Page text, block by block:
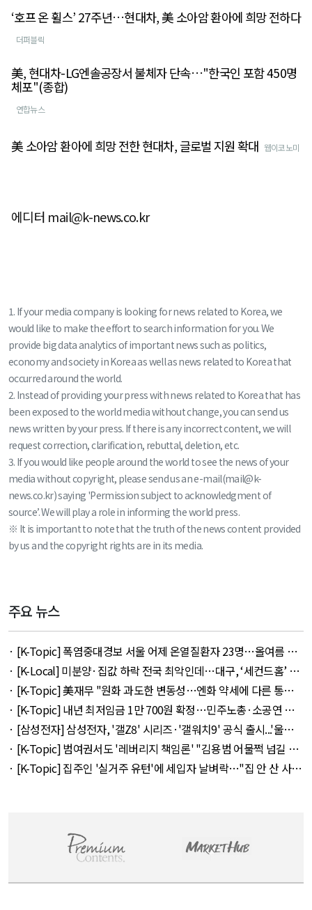
‘호프 온 휠스’ 27주년…현대차, 美 소아암 환아에 희망 전하다
더퍼블릭
美, 현대차-LG엔솔공장서 불체자 단속…"한국인 포함 450명
체포"(종합)
연합뉴스
美 소아암 환아에 희망 전한 현대차, 글로벌 지원 확대 웹이코노미
에디터 mail@k-news.co.kr
1. If your media company is looking for news related to Korea, we
would like to make the effort to search information for you. We
provide big data analytics of important news such as politics,
economy and society in Korea as well as news related to Korea that
occurred around the world.
2. Instead of providing your press with news related to Korea that has
been exposed to the world media without change, you can send us
news written by your press. If there is any incorrect content, we will
request correction, clarification, rebuttal, deletion, etc.
3. If you would like people around the world to see the news of your
media without copyright, please send us an e-mail(mail@k-
news.co.kr) saying 'Permission subject to acknowledgment of
source’. We will play a role in informing the world press.
※ It is important to note that the truth of the news content provided
by us and the copyright rights are in its media.
주요 뉴스
· [K-Topic] 폭염중대경보 서울 어제 온열질환자 23명…올여름 최
다 외 33건 - August 5, 2026
· [K-Local] 미분양·집값 하락 전국 최악인데…대구, ‘세컨드홈’ 특
례서 빠졌다 외 11건 - August 5, 2026
· [K-Topic] 美재무 "원화 과도한 변동성…엔화 약세에 다른 통화
뒤따를 것" 외 50건 - August 5, 2026
· [K-Topic] 내년 최저임금 1만 700원 확정…민주노총·소공연 이
의 불수용 외 44건 - August 5, 2026
· [삼성전자] 삼성전자, '갤Z8' 시리즈·'갤워치9' 공식 출시...'울트
라' 257만 7300원 외 51건 - August 6, 2026
· [K-Topic] 범여권서도 '레버리지 책임론' "김용범 어물쩍 넘길 수
없어" 외 50건 - August 5, 2026
· [K-Topic] 집주인 '실거주 유턴'에 세입자 날벼락…"집 안 산 사람